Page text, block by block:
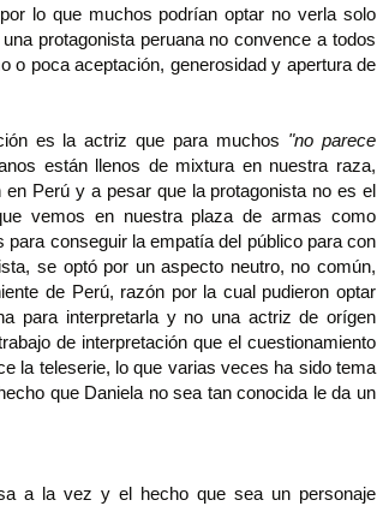
lo que muchos podrían optar no verla solo
protagonista peruana no convence a todos
o poca aceptación, generosidad y apertura de
es la actriz que para muchos "no parece
están llenos de mixtura en nuestra raza,
Perú y a pesar que la protagonista no es el
vemos en nuestra plaza de armas como
conseguir la empatía del público para con
se optó por un aspecto neutro, no común,
de Perú, razón por la cual pudieron optar
para interpretarla y no una actriz de orígen
de interpretación que el cuestionamiento
la teleserie, lo que varias veces ha sido tema
que Daniela no sea tan conocida le da un
a la vez y el hecho que sea un personaje